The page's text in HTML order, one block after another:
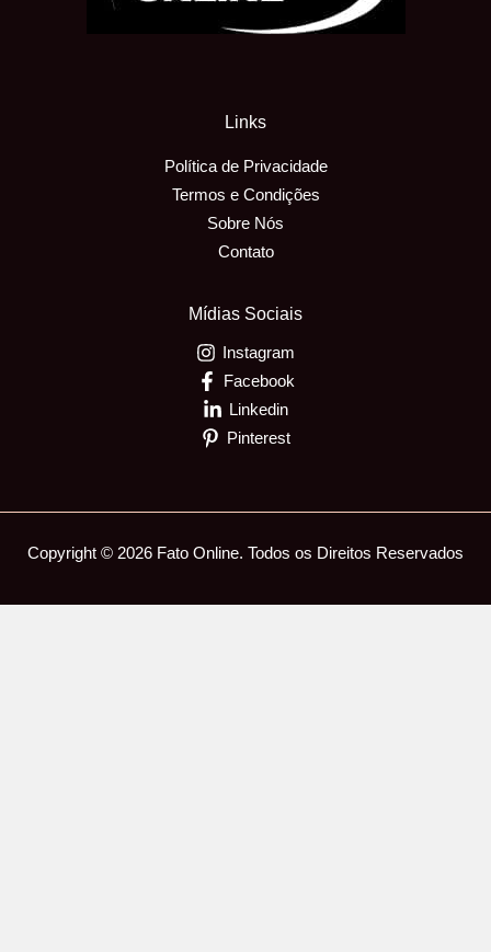
Links
Política de Privacidade
Termos e Condições
Sobre Nós
Contato
Mídias Sociais
Instagram
Facebook
Linkedin
Pinterest
Copyright © 2026 Fato Online. Todos os Direitos Reservados